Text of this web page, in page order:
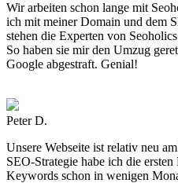
Wir arbeiten schon lange mit
ich mit meiner Domain und dem
stehen die Experten von
So haben sie mir den Umzug
Google abgestraft. Genial!
Peter D.
Unsere Webseite ist relativ neu
SEO-Strategie habe ich die
Keywords schon in wenigen